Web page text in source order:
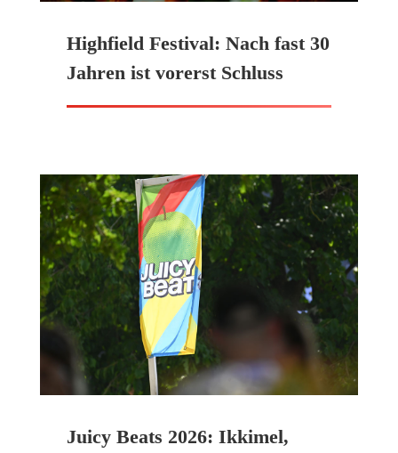
Highfield Festival: Nach fast 30
Jahren ist vorerst Schluss
Juicy Beats 2026: Ikkimel,